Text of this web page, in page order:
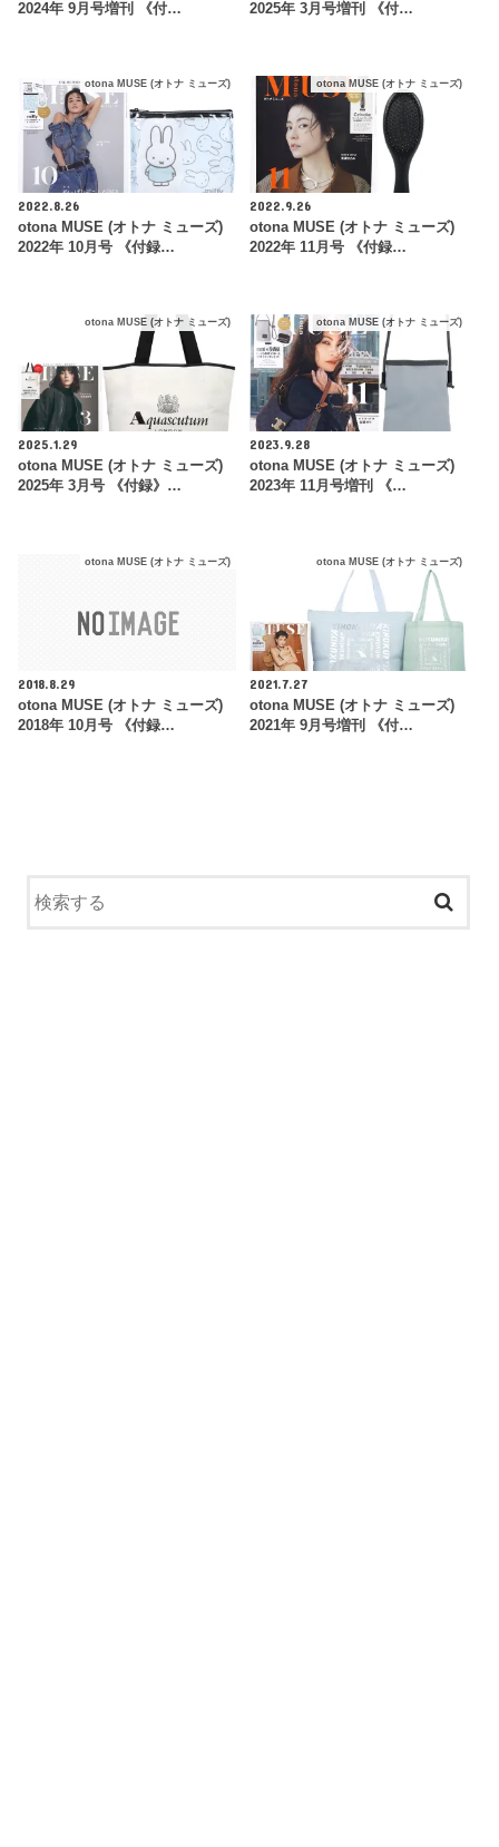
2024年 9月号増刊 《付…
2025年 3月号増刊 《付…
otona MUSE (オトナ ミューズ)
2022.8.26
otona MUSE (オトナ ミューズ)
2022年 10月号 《付録…
otona MUSE (オトナ ミューズ)
2022.9.26
otona MUSE (オトナ ミューズ)
2022年 11月号 《付録…
otona MUSE (オトナ ミューズ)
2025.1.29
otona MUSE (オトナ ミューズ)
2025年 3月号 《付録》…
otona MUSE (オトナ ミューズ)
2023.9.28
otona MUSE (オトナ ミューズ)
2023年 11月号増刊 《…
otona MUSE (オトナ ミューズ)
2018.8.29
otona MUSE (オトナ ミューズ)
2018年 10月号 《付録…
otona MUSE (オトナ ミューズ)
2021.7.27
otona MUSE (オトナ ミューズ)
2021年 9月号増刊 《付…